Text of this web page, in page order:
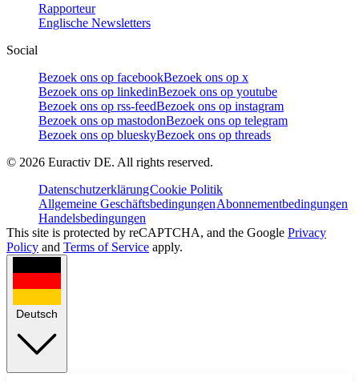
Rapporteur
Englische Newsletters
Social
Bezoek ons op facebookBezoek ons op x
Bezoek ons op linkedinBezoek ons op youtube
Bezoek ons op rss-feedBezoek ons op instagram
Bezoek ons op mastodonBezoek ons op telegram
Bezoek ons op blueskyBezoek ons op threads
© 2026 Euractiv DE. All rights reserved.
DatenschutzerklärungCookie Politik
Allgemeine GeschäftsbedingungenAbonnementbedingungen
Handelsbedingungen
This site is protected by reCAPTCHA, and the Google Privacy
Policy and Terms of Service apply.
Deutsch